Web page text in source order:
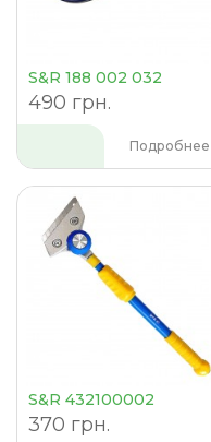
S&R 188 002 032
490 грн.
Подробнее
S&R 432100002
370 грн.